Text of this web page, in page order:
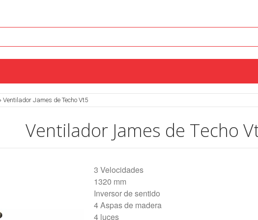
Ventilador James de Techo Vt5
Ventilador James de Techo
3 Velocidades
1320 mm
Inversor de sentido
4 Aspas de madera
4 luces